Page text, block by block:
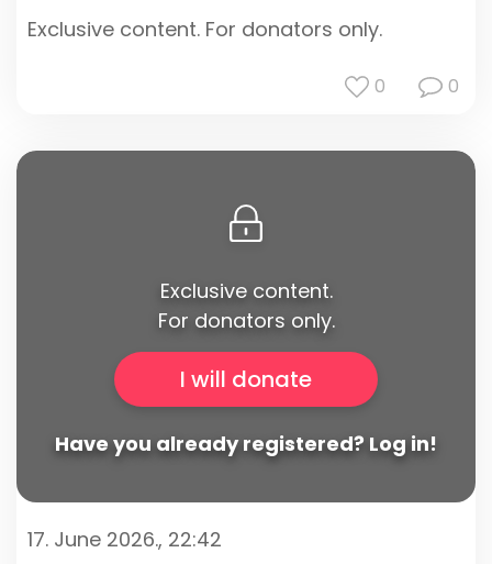
0 0
Exclusive content. For donators only.
Exclusive content.
For donators only.
I will donate
Have you already registered? Log in!
17. June 2026., 22:42